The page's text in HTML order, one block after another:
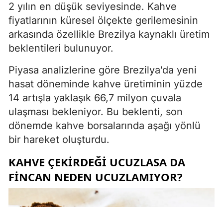
2 yılın en düşük seviyesinde. Kahve
fiyatlarının küresel ölçekte gerilemesinin
arkasında özellikle Brezilya kaynaklı üretim
beklentileri bulunuyor.
Piyasa analizlerine göre Brezilya'da yeni
hasat döneminde kahve üretiminin yüzde
14 artışla yaklaşık 66,7 milyon çuvala
ulaşması bekleniyor. Bu beklenti, son
dönemde kahve borsalarında aşağı yönlü
bir hareket oluşturdu.
KAHVE ÇEKIRDEĞI UCUZLASA DA
FINCAN NEDEN UCUZLAMIYOR?